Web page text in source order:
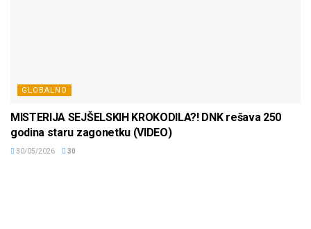
GLOBALNO
MISTERIJA SEJŠELSKIH KROKODILA?! DNK rešava 250
godina staru zagonetku (VIDEO)
30/05/2026 30